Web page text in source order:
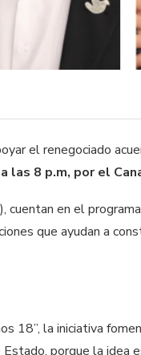
el renegociado
las 8 p.m, por el
cuentan en el
que ayudan a
18”, la iniciativa
porque la idea